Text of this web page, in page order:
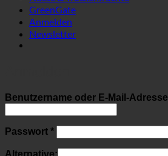
GreenGate
Anmelden
Newsletter
Benutzername oder E-Mail-Adresse
Passwort *Erforderlich
Alternative: